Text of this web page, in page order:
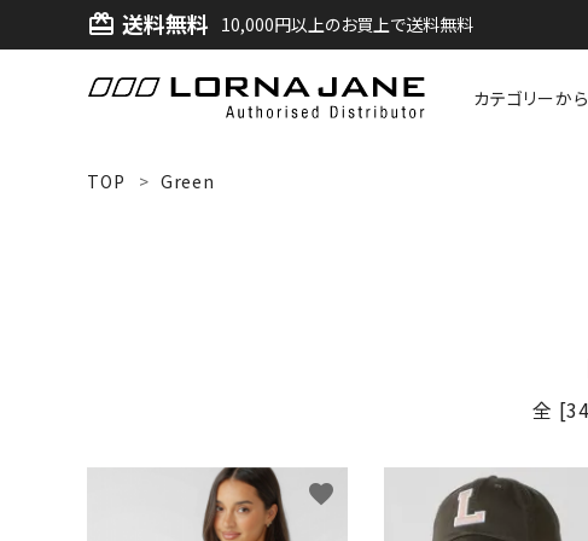
card_giftcard 送料無料 10,000円以上のお買上で送料無料
カテゴリーか
ACCOUNT MENU
TOP Green
全
favorite